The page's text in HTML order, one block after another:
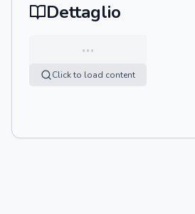
Dettaglio
…
Click to load content